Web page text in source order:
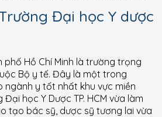
Đại học Y dược
phố Hồ Chí Minh là trường trọng
Bộ y tế. Đây là một trong
y tốt nhất khu vực miền
học Y Dược TP. HCM vừa làm
tạo bác sỹ, dược sỹ tương lai vừa